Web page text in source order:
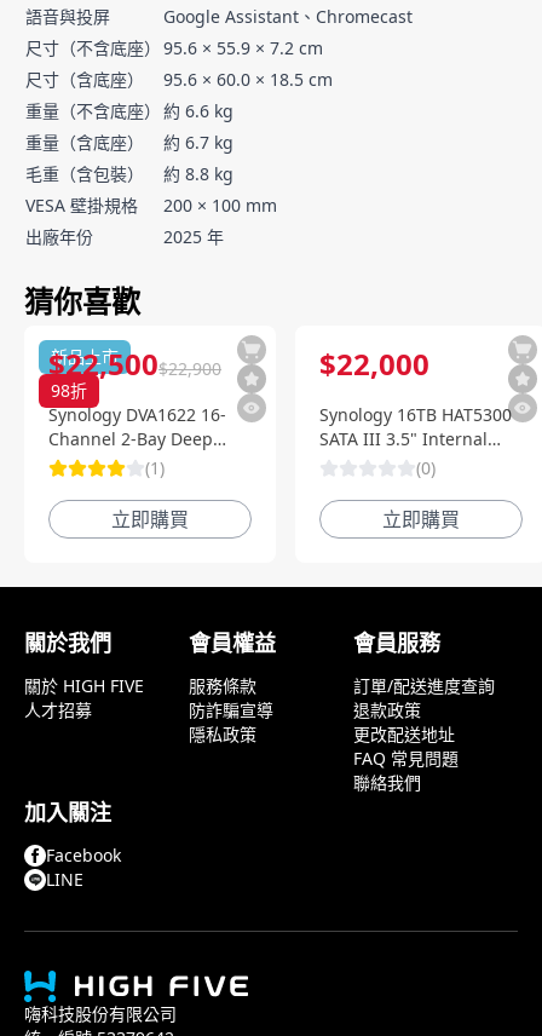
語音與投屏
Google Assistant、Chromecast
尺寸（不含底座） 95.6 × 55.9 × 7.2 cm
尺寸（含底座）
95.6 × 60.0 × 18.5 cm
重量（不含底座） 約 6.6 kg
重量（含底座）
約 6.7 kg
毛重（含包裝）
約 8.8 kg
VESA 壁掛規格
200 × 100 mm
出廠年份
2025 年
猜你喜歡
新品上市
98折
$22,500$22,900
Synology DVA1622 16-
Channel 2-Bay Deep
Learning NVR 深度智慧影
(1)
立即購買
$22,000
Synology 16TB HAT5300
SATA III 3.5" Internal
Enterprise HDD
(0)
立即購買
關於我們
關於 HIGH FIVE
人才招募
會員權益
服務條款
防詐騙宣導
隱私政策
會員服務
訂單/配送進度查詢
退款政策
更改配送地址
FAQ 常見問題
聯絡我們
加入關注
Facebook
LINE
嗨科技股份有限公司